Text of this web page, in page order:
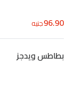
96.90جنيه
بطاطس ويدجز